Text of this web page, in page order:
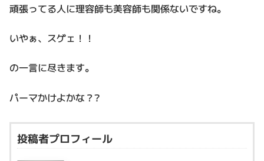
頑張ってる人に理容師も美容師も関係ないですね。
いやぁ、スゲェ！！
の一言に尽きます。
パーマかけよかな？?
投稿者プロフィール